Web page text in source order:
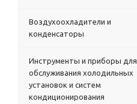
Воздухоохладители и
конденсаторы
Инструменты и приборы для
обслуживания холодильных
установок и систем
кондиционирования